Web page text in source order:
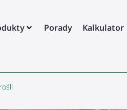
Porady Kalkulator